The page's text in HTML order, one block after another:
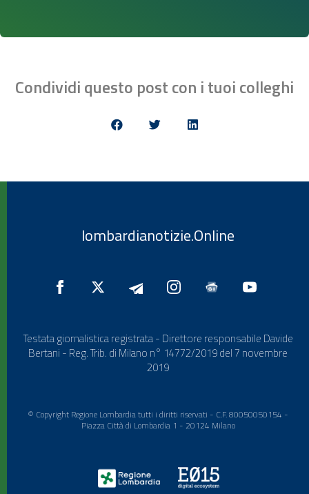
Condividi questo post con i tuoi colleghi
lombardianotizie.Online
Testata giornalistica registrata - Direttore responsabile Davide
Bertani - Reg. Trib. di Milano n° 14772/2019 del 7 novembre
2019
© Copyright Regione Lombardia tutti i diritti riservati - C.F. 80050050154 -
Piazza Città di Lombardia 1 - 20124 Milano